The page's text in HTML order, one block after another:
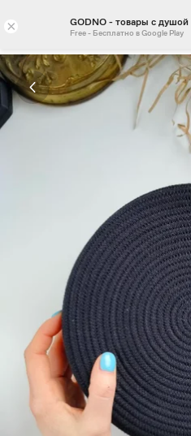
× GODNO - товары с душой
Free - Бесплатно в Google Play